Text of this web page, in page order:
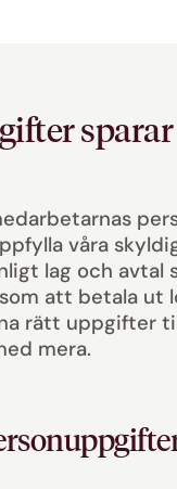
våra
lag och avtal
att betala ut
rätt uppgifter
mera.